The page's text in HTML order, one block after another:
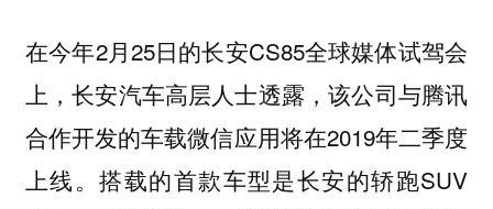
在今年2月25日的长安CS85全球媒体试驾会
上，长安汽车高层人士透露，该公司与腾讯
合作开发的车载微信应用将在2019年二季度
上线。搭载的首款车型是长安的轿跑SUV